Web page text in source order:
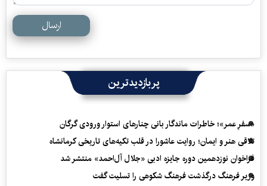
ارسال
پربازدیدترین
«سفرِ عمر»؛ خاطرات ماندگار بانی چنارهای استوار ورودی گرگان
تلاقی هنر و ایمان؛ روایت عاشورا در قلب تکیه‌های تاریخی کرمانشاه
فراخوان نوزدهمین دوره جایزه ادبی «جلال آل‌احمد» منتشر شد
وزیر فرهنگ درگذشت فرهنگ شکوهی را تسلیت گفت